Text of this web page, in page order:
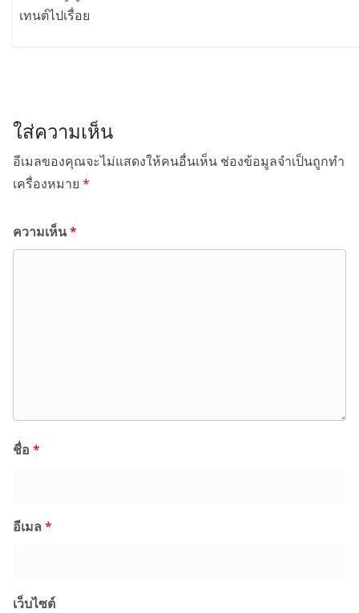
เทนต์ไปเรื่อย
ใส่ความเห็น
อีเมลของคุณจะไม่แสดงให้คนอื่นเห็น ช่องข้อมูลจำเป็นถูกทำ
เครื่องหมาย *
ความเห็น*
ชื่อ *
อีเมล *
เว็บไซต์